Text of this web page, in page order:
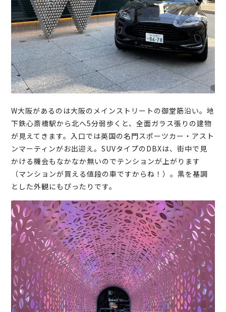
W大阪があるのは大阪のメインストリートの御堂筋沿い。地
下鉄心斎橋駅から北へ5分弱歩くと、全面ガラス張りの建物
が見えてきます。入口では英国の名門スポーツカー・アスト
ンマーティンがお出迎え。SUVタイプのDBXは、街中で見
かける機会もなかなか無いのでテンションが上がります
（マンションが買える値段の車ですからね！）。黒を基調
とした外観にもぴったりです。